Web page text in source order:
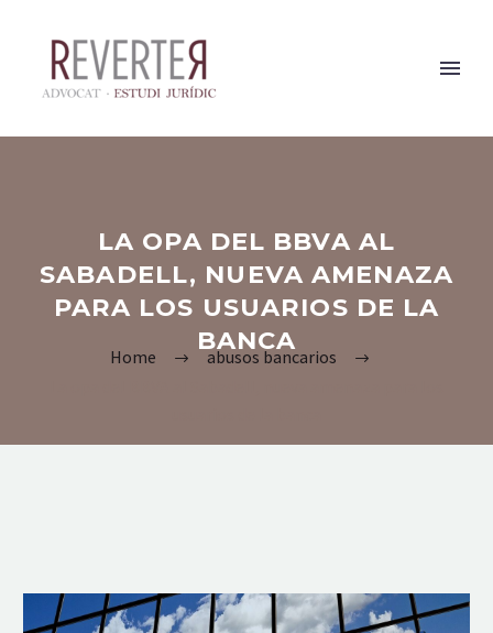
LA OPA DEL BBVA AL
SABADELL, NUEVA AMENAZA
PARA LOS USUARIOS DE LA
BANCA
Home
abusos bancarios